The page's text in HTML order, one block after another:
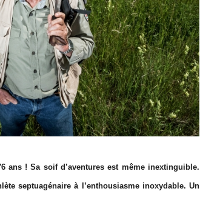
ans ! Sa soif d’aventures est même inextinguible.
septuagénaire à l’enthousiasme inoxydable. Un